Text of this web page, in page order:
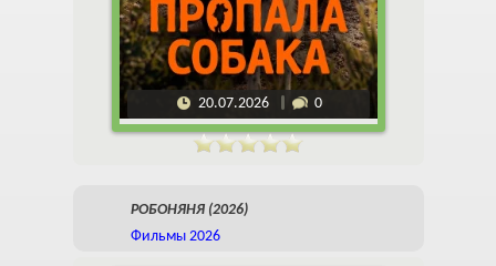
20.07.2026 0
РОБОНЯНЯ (2026)
Фильмы 2026